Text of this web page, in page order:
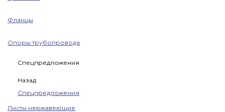
Фланцы
Опоры трубопровода
Спецпредложения
Назад
Спецпредложения
Листы нержавеющие